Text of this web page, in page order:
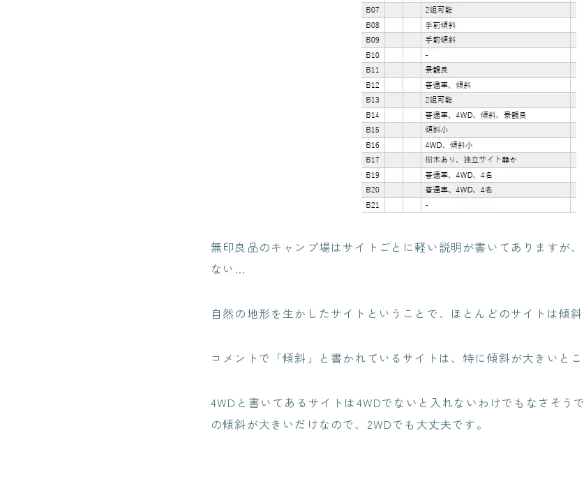
無印良品のキャンプ場はサイトごとに軽い説明が書いてありますが
ない…
自然の地形を生かしたサイトということで、ほとんどのサイトは傾斜
コメントで「傾斜」と書かれているサイトは、特に傾斜が大きいとこ
4WDと書いてあるサイトは4WDでないと入れないわけでもなさそう
の傾斜が大きいだけなので、2WDでも大丈夫です。